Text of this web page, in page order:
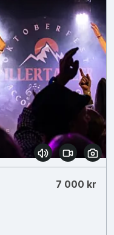
7 000 kr